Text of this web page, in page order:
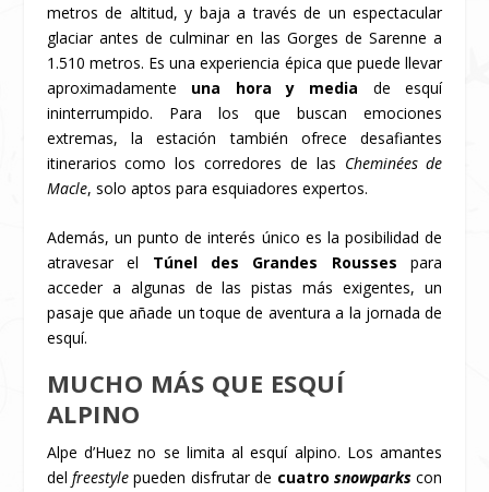
metros de altitud, y baja a través de un espectacular
glaciar antes de culminar en las Gorges de Sarenne a
1.510 metros. Es una experiencia épica que puede llevar
aproximadamente una hora y media de esquí
ininterrumpido. Para los que buscan emociones
extremas, la estación también ofrece desafiantes
itinerarios como los corredores de las Cheminées de
Macle, solo aptos para esquiadores expertos.
Además, un punto de interés único es la posibilidad de
atravesar el Túnel des Grandes Rousses para
acceder a algunas de las pistas más exigentes, un
pasaje que añade un toque de aventura a la jornada de
esquí.
MUCHO MÁS QUE ESQUÍ
ALPINO
Alpe d’Huez no se limita al esquí alpino. Los amantes
del freestylepueden disfrutar de cuatrosnowparks con